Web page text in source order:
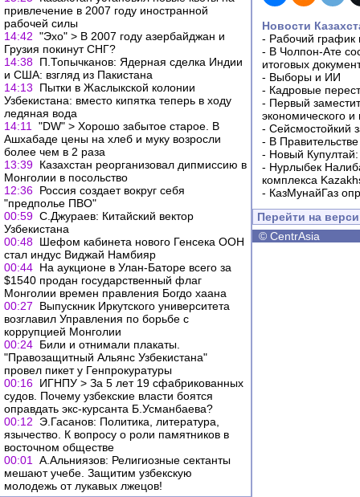
привлечение в 2007 году иностранной
рабочей силы
14:42 "Эхо" > В 2007 году азербайджан и
Грузия покинут СНГ?
14:38 П.Топычканов: Ядерная сделка Индии
и США: взгляд из Пакистана
14:13
Пытки в Жаслыкской колонии
Узбекистана: вместо кипятка теперь в ходу
ледяная вода
14:11
"DW" > Хорошо забытое старое. В
Ашхабаде цены на хлеб и муку возросли
более чем в 2 раза
13:39 Казахстан реорганизовал дипмиссию в
Монголии в посольство
12:36 Россия создает вокруг себя
"предполье ПВО"
00:59 С.Джураев: Китайский вектор
Узбекистана
00:48 Шефом кабинета нового Генсека ООН
стал индус Виджай Намбияр
00:44 На аукционе в Улан-Баторе всего за
$1540 продан государственный флаг
Монголии времен правления Богдо хаана
00:27
Выпускник Иркутского университета
возглавил Управления по борьбе с
коррупцией Монголии
00:24 Били и отнимали плакаты.
"Правозащитный Альянс Узбекистана"
провел пикет у Генпрокуратуры
00:16 ИГНПУ > За 5 лет 19 сфабрикованных
судов. Почему узбекские власти боятся
оправдать экс-курсанта Б.Усманбаева?
00:12
Э.Гасанов: Политика, литература,
язычество. К вопросу о роли памятников в
восточном обществе
00:01
А.Альниязов: Религиозные сектанты
мешают учебе. Защитим узбекскую
молодежь от лукавых лжецов!
Новости
- Рабочий график
- В Чолпон-Ате
итоговых
- Выборы и ИИ
- Кадровые
- Первый
экономического
- Сейсмостойкий
- В
- Новый
- Нурлыбек
комплекса
- КазМунайГаз
Перейти на
© CentrAsia